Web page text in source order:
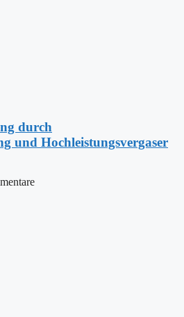
durch
und Hochleistungsvergaser